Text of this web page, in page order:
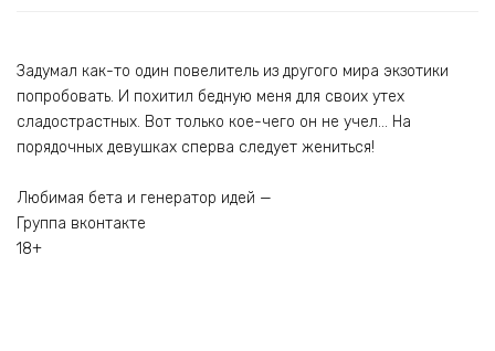
Задумал как-то один повелитель из другого мира экзотики
попробовать. И похитил бедную меня для своих утех
сладострастных. Вот только кое-чего он не учел… На
порядочных девушках сперва следует жениться!
Любимая бета и генератор идей —
Группа вконтакте
18+